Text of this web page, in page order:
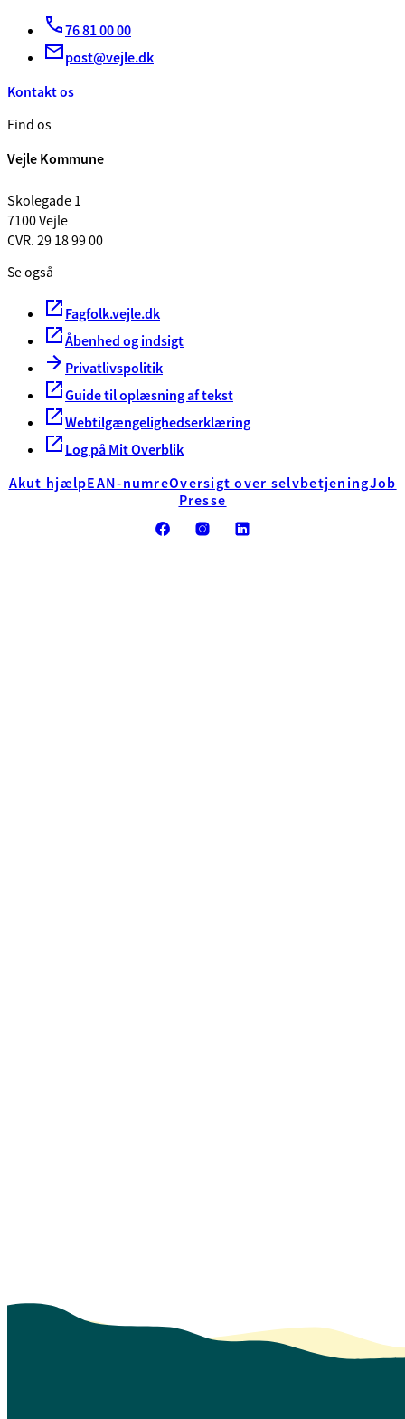
76 81 00 00
post@vejle.dk
Kontakt os
Find os
Vejle Kommune
Skolegade 1
7100 Vejle
CVR. 29 18 99 00
Se også
Fagfolk.vejle.dk
Åbenhed og indsigt
Privatlivspolitik
Guide til oplæsning af tekst
Webtilgængelighedserklæring
Log på Mit Overblik
Akut hjælpEAN-numreOversigt over selvbetjeningJob
Presse